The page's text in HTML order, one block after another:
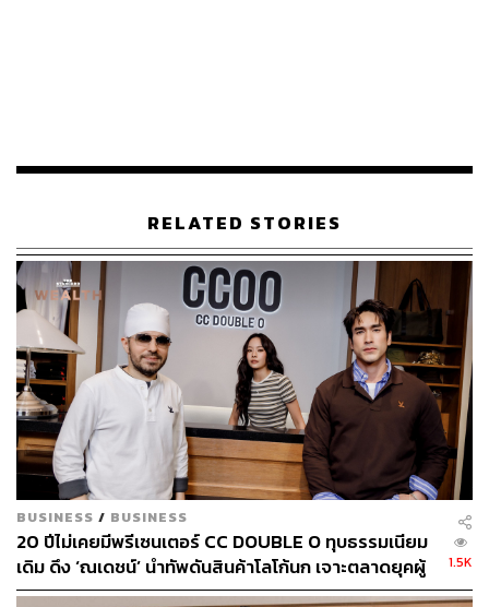
RELATED STORIES
BUSINESS / BUSINESS
20 ปีไม่เคยมีพรีเซนเตอร์ CC DOUBLE O ทุบธรรมเนียม
เดิม ดึง ‘ณเดชน์’ นำทัพดันสินค้าโลโก้นก เจาะตลาดยุคผู้
บริโภคเน้นความคุ้มค่า
1.5K